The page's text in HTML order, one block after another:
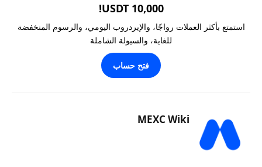
10,000 USDT!
استمتع بأكثر العملات رواجًا، والإيردروب اليومي، والرسوم المنخفضة
للغاية، والسيولة الشاملة
فتح حساب
MEXC Wiki